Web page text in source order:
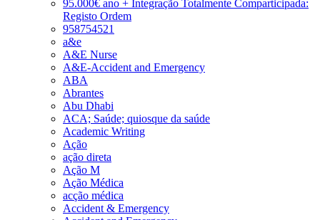
95.000€ ano + Integração Totalmente Comparticipada:
Registo Ordem
958754521
a&e
A&E Nurse
A&E-Accident and Emergency
ABA
Abrantes
Abu Dhabi
ACA; Saúde; quiosque da saúde
Academic Writing
Ação
ação direta
Ação M
Ação Médica
acção médica
Accident & Emergency